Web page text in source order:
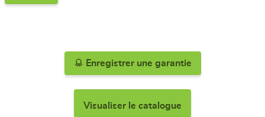
Enregistrer une garantie
Visualiser le catalogue